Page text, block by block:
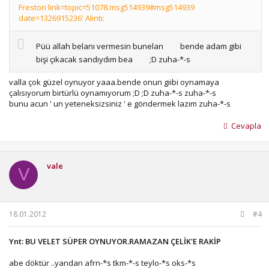
Freston link=topic=51078.msg514939#msg514939
date=1326915236' Alıntı:
Püü allah belanı vermesin bunelan
bende adam gibi
bişi çıkacak sandıydım bea
;D zuha-*-s
valla çok güzel oynuyor yaaa.bende onun giibi oynamaya
çalısıyorum birtürlü oynamıyorum ;D ;D zuha-*-s zuha-*-s
bunu acun ' un yeteneksizsiniz ' e göndermek lazım zuha-*-s
Cevapla
V vale
18.01.2012 #4
Ynt: BU VELET SÜPER OYNUYOR.RAMAZAN ÇELİK'E RAKİP
abe döktür ..yandan afrn-*s tkm-*-s teylo-*s oks-*s